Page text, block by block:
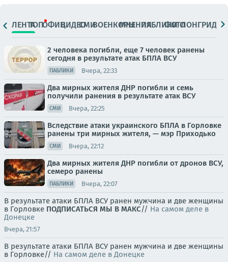
ЛЕНТАТОПОФИЦ.ВИДЕОСМИВОЕНКОРЫМНЕНИЯПАБЛИКИ
ФОТОЛОНГРИДЫ
2 человека погибли, еще 7 человек ранены
сегодня в результате атак БПЛА ВСУ
ПАБЛИКИ Вчера, 22:33
Два мирных жителя ДНР погибли и семь
получили ранения в результате атак ВСУ
СМИ Вчера, 22:25
Вследствие атаки украинского БПЛА в Горловке
ранены три мирных жителя, — мэр Приходько
СМИ Вчера, 22:12
Два мирных жителя ДНР погибли от дронов ВСУ,
семеро ранены
ПАБЛИКИ Вчера, 22:07
В результате атаки БПЛА ВСУ ранен мужчина и две женщины
в Горловке ПОДПИСАТЬСЯ МЫ В MAКС// На самом деле в
Донецке
Вчера, 21:57
В результате атаки БПЛА ВСУ ранен мужчина и две женщины
в Горловке// На самом деле в Донецке